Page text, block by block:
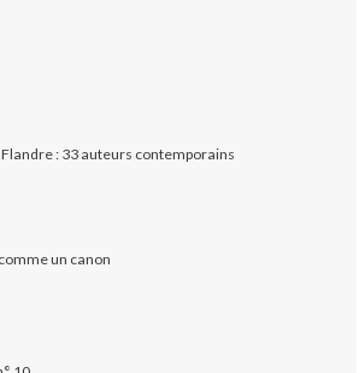
: 33 auteurs contemporains
un canon